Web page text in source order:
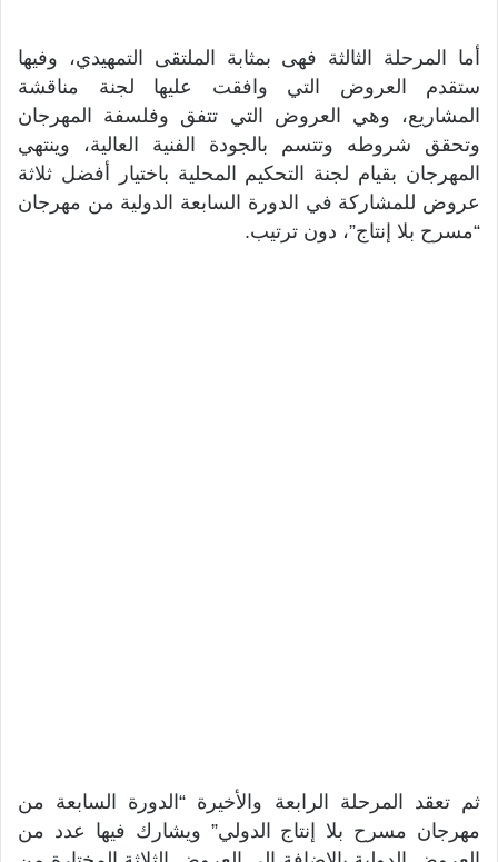
أما المرحلة الثالثة فهى بمثابة الملتقى التمهيدي، وفيها
ستقدم العروض التي وافقت عليها لجنة مناقشة
المشاريع، وهي العروض التي تتفق وفلسفة المهرجان
وتحقق شروطه وتتسم بالجودة الفنية العالية، وينتهي
المهرجان بقيام لجنة التحكيم المحلية باختيار أفضل ثلاثة
عروض للمشاركة في الدورة السابعة الدولية من مهرجان
“مسرح بلا إنتاج”، دون ترتيب.
ثم تعقد المرحلة الرابعة والأخيرة “الدورة السابعة من
مهرجان مسرح بلا إنتاج الدولي” ويشارك فيها عدد من